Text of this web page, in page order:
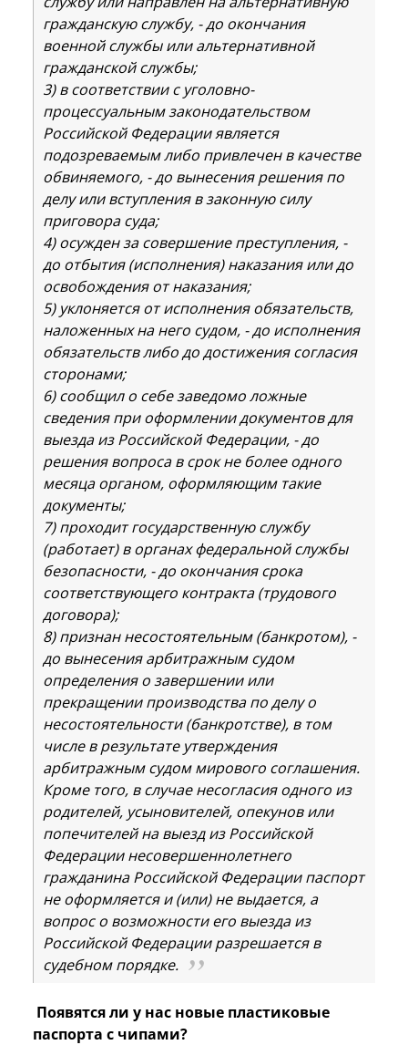
гражданскую службу, - до окончания
военной службы или альтернативной
гражданской службы;
3) в соответствии с уголовно-
процессуальным законодательством
Российской Федерации является
подозреваемым либо привлечен в качестве
обвиняемого, - до вынесения решения по
делу или вступления в законную силу
приговора суда;
4) осужден за совершение преступления, -
до отбытия (исполнения) наказания или до
освобождения от наказания;
5) уклоняется от исполнения обязательств,
наложенных на него судом, - до исполнения
обязательств либо до достижения согласия
сторонами;
6) сообщил о себе заведомо ложные
сведения при оформлении документов для
выезда из Российской Федерации, - до
решения вопроса в срок не более одного
месяца органом, оформляющим такие
документы;
7) проходит государственную службу
(работает) в органах федеральной службы
безопасности, - до окончания срока
соответствующего контракта (трудового
договора);
8) признан несостоятельным (банкротом), -
до вынесения арбитражным судом
определения о завершении или
прекращении производства по делу о
несостоятельности (банкротстве), в том
числе в результате утверждения
арбитражным судом мирового соглашения.
Кроме того, в случае несогласия одного из
родителей, усыновителей, опекунов или
попечителей на выезд из Российской
Федерации несовершеннолетнего
гражданина Российской Федерации паспорт
не оформляется и (или) не выдается, а
вопрос о возможности его выезда из
Российской Федерации разрешается в
судебном порядке.
Появятся ли у нас новые пластиковые
паспорта с чипами?